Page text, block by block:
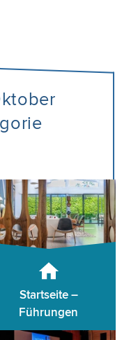
Startseite –
Führungen